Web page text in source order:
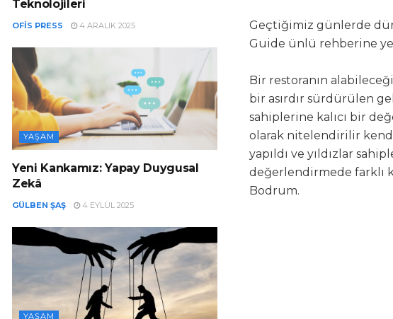
Geçtiğimiz günlerde
Guide ünlü rehberine
Bir restoranın
bir asırdır sürdürülen
sahiplerine kalıcı bir
olarak nitelendirilir
yapıldı ve yıldızlar
değerlendirmede farklı
Bodrum.
Teknolojileri
OFIS PRESS 4 ARALIK 2025
YAŞAM
Yeni Kankamız: Yapay Duygusal
Zekâ
GÜLBEN ŞAŞ 4 EYLÜL 2025
YAŞAM